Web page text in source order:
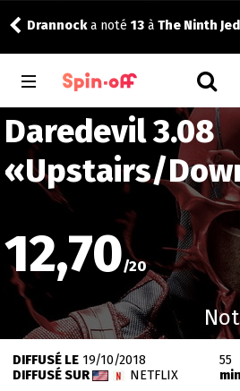
Drannocka noté 13 à The Ninth
Daredevil 3.08
«Upstairs/
12,70/20
DIFFUSÉ LE19/10/2018
DIFFUSÉ SUR
NETFLIX
55